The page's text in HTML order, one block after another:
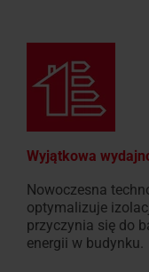
Wyjątkowa
Nowoczesna
optymalizuje
przyczynia się do
energii w budynku.